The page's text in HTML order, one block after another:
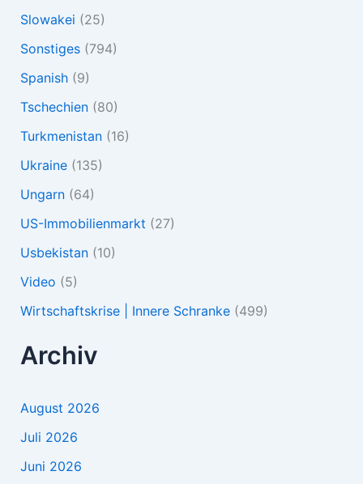
Slowakei (25)
Sonstiges(794)
Spanish(9)
Tschechien(80)
Turkmenistan(16)
Ukraine(135)
Ungarn(64)
US-Immobilienmarkt (27)
Usbekistan(10)
Video (5)
Wirtschaftskrise | Innere Schranke(499)
Archiv
August 2026
Juli 2026
Juni 2026